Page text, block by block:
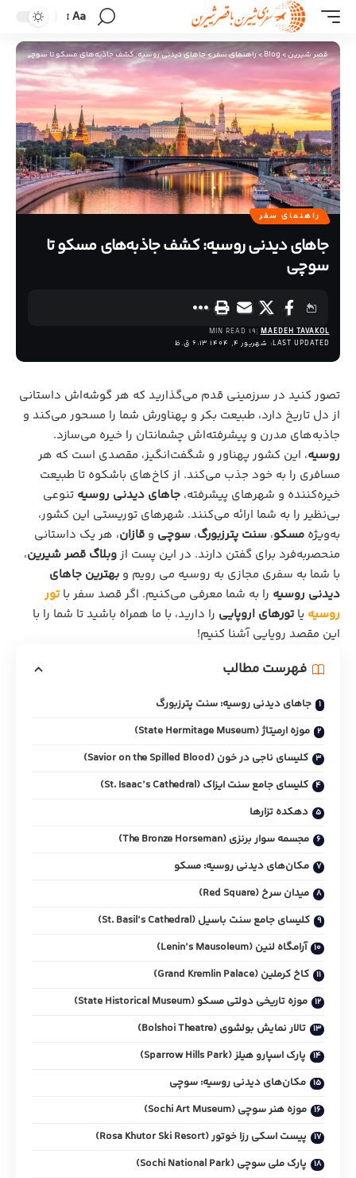
Aa
قصر شیرین>
Blog
>راهنمای سفر>جاهای دیدنی روسیه: کشف جاذبه‌های مسکو تا سوچی
راهنمای سفر
جاهای دیدنی روسیه: کشف جاذبه‌های مسکو تا
سوچی
LAST UPDATED: شهریور 4, 1404 6:13 ق.ظ
MAEDEH TAVAKOL
19 MIN READ
تصور کنید در سرزمینی قدم می‌گذارید که هر گوشه‌اش داستانی
از دل تاریخ دارد، طبیعت بکر و پهناورش شما را مسحور می‌کند و
جاذبه‌های مدرن و پیشرفته‌اش چشمانتان را خیره می‌سازد.
روسیه، این کشور پهناور و شگفت‌انگیز، مقصدی است که هر
مسافری را به خود جذب می‌کند. از کاخ‌های باشکوه تا طبیعت
خیره‌کننده و شهرهای پیشرفته، جاهای دیدنی روسیه تنوعی
بی‌نظیر را به شما ارائه می‌کنند. شهرهای توریستی این کشور،
به‌ویژه مسکو، سنت پترزبورگ، سوچی و قازان، هر یک داستانی
منحصربه‌فرد برای گفتن دارند. در این پست از وبلاگ قصر شیرین،
با شما به سفری مجازی به روسیه می رویم و بهترین جاهای
دیدنی روسیه را به شما معرفی می‌کنیم. اگر قصد سفر باتور
روسیه یا تورهای اروپایی را دارید، با ما همراه باشید تا شما را با
این مقصد رویایی آشنا کنیم!
فهرست مطالب
جاهای دیدنی روسیه: سنت پترزبورگ
موزه ارمیتاژ (State Hermitage Museum)
کلیسای ناجی در خون (Savior on the Spilled Blood)
کلیسای جامع سنت ایزاک (St. Isaac’s Cathedral)
دهکده تزارها
مجسمه سوار برنزی (The Bronze Horseman)
مکان‌های دیدنی روسیه: مسکو
میدان سرخ (Red Square)
کلیسای جامع سنت باسیل (St. Basil’s Cathedral)
آرامگاه لنین (Lenin’s Mausoleum)
کاخ کرملین (Grand Kremlin Palace)
موزه تاریخی دولتی مسکو (State Historical Museum)
تالار نمایش بولشوی (Bolshoi Theatre)
پارک اسپارو هیلز (Sparrow Hills Park)
مکان‌های دیدنی روسیه: سوچی
موزه هنر سوچی (Sochi Art Museum)
پیست اسکی رزا خوتور (Rosa Khutor Ski Resort)
پارک ملی سوچی (Sochi National Park)